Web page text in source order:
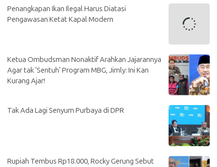
Penangkapan Ikan Ilegal Harus Diatasi
Pengawasan Ketat Kapal Modern
Ketua Ombudsman Nonaktif Arahkan Jajarannya
Agar tak 'Sentuh' Program MBG, Jimly: Ini Kan
Kurang Ajar!
Tak Ada Lagi Senyum Purbaya di DPR
Rupiah Tembus Rp18.000, Rocky Gerung Sebut